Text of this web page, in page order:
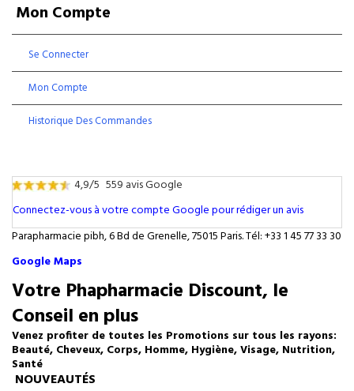
Mon Compte
Se Connecter
Mon Compte
Historique Des Commandes
4,9/5 559 avis Google
Connectez-vous à votre compte Google pour rédiger un avis
Parapharmacie pibh, 6 Bd de Grenelle, 75015 Paris. Tél: +33 1 45 77 33 30
Google Maps
Votre Phapharmacie Discount, le
Conseil en plus
Venez profiter de toutes les Promotions sur tous les rayons:
Beauté, Cheveux, Corps, Homme, Hygiène, Visage, Nutrition,
Santé
NOUVEAUTÉS